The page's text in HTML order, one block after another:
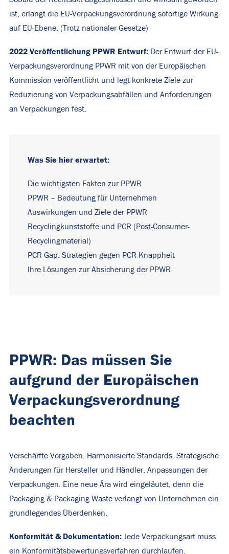
ist, erlangt die EU-Verpackungsverordnung sofortige Wirkung
auf EU-Ebene. (Trotz nationaler Gesetze)
2022 Veröffentlichung PPWR Entwurf: Der Entwurf der EU-
Verpackungsverordnung PPWR mit von der Europäischen
Kommission veröffentlicht und legt konkrete Ziele zur
Reduzierung von Verpackungsabfällen und Anforderungen
an Verpackungen fest.
Was Sie hier erwartet:
Die wichtigsten Fakten zur PPWR
PPWR – Bedeutung für Unternehmen
Auswirkungen und Ziele der PPWR
Recyclingkunststoffe und PCR (Post-Consumer-
Recyclingmaterial)
PCR Gap: Strategien gegen PCR-Knappheit
Ihre Lösungen zur Absicherung der PPWR
PPWR: Das müssen Sie
aufgrund der Europäischen
Verpackungsverordnung
beachten
Verschärfte Vorgaben. Harmonisierte Standards. Strategische
Änderungen für Hersteller und Händler. Anpassungen der
Verpackungen. Eine neue Ära wird eingeläutet, denn die
Packaging & Packaging Waste verlangt von Unternehmen ein
grundlegendes Überdenken.
Konformität & Dokumentation: Jede Verpackungsart muss
ein Konformitätsbewertungsverfahren durchlaufen.